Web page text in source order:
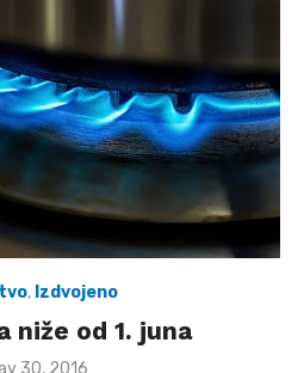
, Izdvojeno
niže od 1. juna
30, 2016